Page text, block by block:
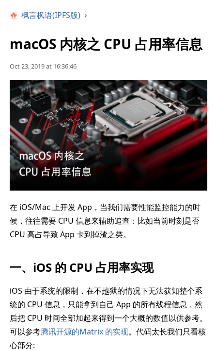
枫言枫语(IPFS版) ›
macOS 内核之 CPU 占用率信息
Oct 23, 2019 at 16:36:46
在 iOS/Mac 上开发 App，当我们需要性能监控能力的时
候，往往需要 CPU 信息来辅助追查：比如当前时刻是否
CPU 高占导致 App 卡到掉渣之类。
一、iOS 的 CPU 占用率实现
iOS 由于系统的限制，在不越狱的情况下无法获知整个系
统的 CPU 信息，只能拿到自己 App 的所有线程信息，然
后把 CPU 时间全部加起来得到一个大概的数值以供参考。
可以参考腾讯开源的Matrix 的实现。代码太长我们只看核
心部分: